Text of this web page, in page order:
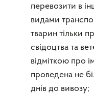
перевозити в
видами
тварин тільки
свідоцтва та
відміткою про
проведена не
днів до вивозу;